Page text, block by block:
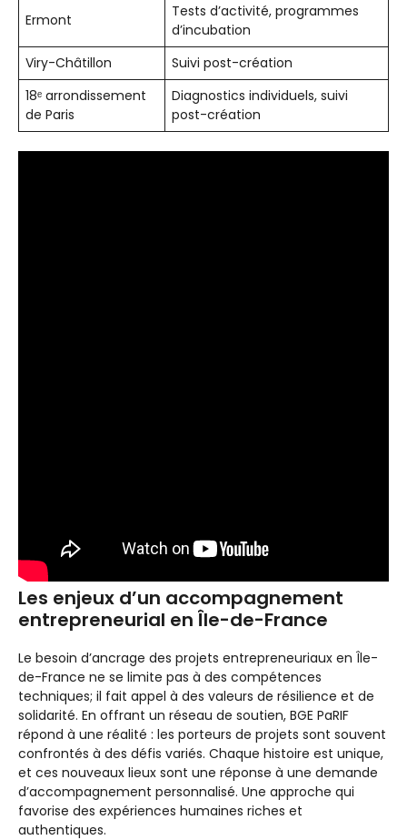
Ermont
Tests d’activité, programmes
d’incubation
Viry-Châtillon
Suivi post-création
18ᵉ arrondissement
de Paris
Diagnostics individuels, suivi
post-création
Les enjeux d’un accompagnement
entrepreneurial en Île-de-France
Le besoin d’ancrage des projets entrepreneuriaux en Île-
de-France ne se limite pas à des compétences
techniques; il fait appel à des valeurs de résilience et de
solidarité. En offrant un réseau de soutien, BGE PaRIF
répond à une réalité : les porteurs de projets sont souvent
confrontés à des défis variés. Chaque histoire est unique,
et ces nouveaux lieux sont une réponse à une demande
d’accompagnement personnalisé. Une approche qui
favorise des expériences humaines riches et
authentiques.